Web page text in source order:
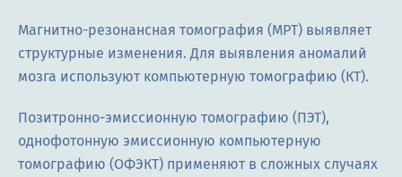
Магнитно-резонансная томография (МРТ) выявляет
структурные изменения. Для выявления аномалий
мозга используют компьютерную томографию (КТ).
Позитронно-эмиссионную томографию (ПЭТ),
однофотонную эмиссионную компьютерную
томографию (ОФЭКТ) применяют в сложных случаях